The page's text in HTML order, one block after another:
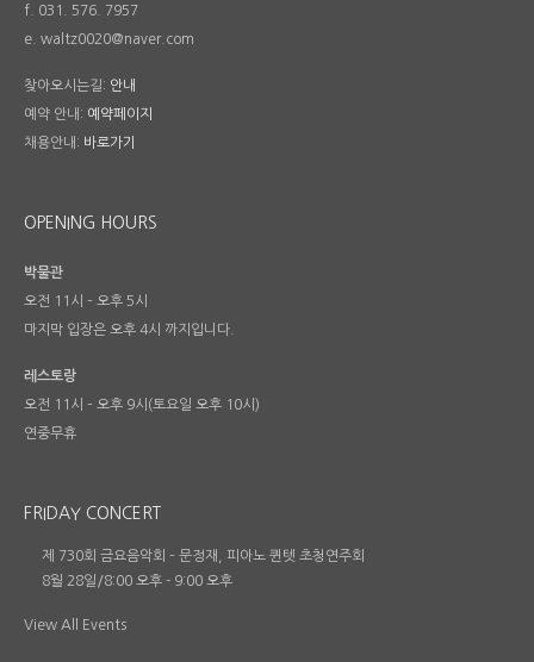
f. 031. 576. 7957
e. waltz0020@naver.com
찾아오시는길: 안내
예약 안내: 예약페이지
채용안내: 바로가기
OPENING HOURS
박물관
오전 11시 – 오후 5시
마지막 입장은 오후 4시 까지입니다.
레스토랑
오전 11시 – 오후 9시(토요일 오후 10시)
연중무휴
FRIDAY CONCERT
제 730회 금요음악회 – 문정재, 피아노 퀸텟 초청연주회
8월 28일/8:00 오후 - 9:00 오후
View All Events